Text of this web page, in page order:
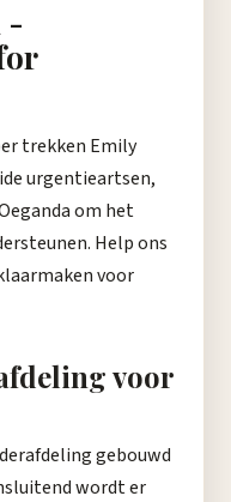
-
trekken Emily
urgentieartsen,
om het
Help ons
voor
voor
gebouwd
wordt er